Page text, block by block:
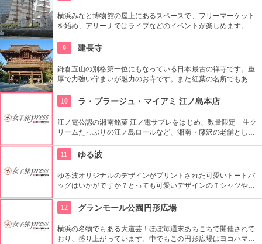
横浜みなと博物館の屋上にあるスペースで、フリーマーケット
を始め、アリーナではライブなどのイベントが楽しめます。も
財に指定されています。
9 建長寺
鎌倉五山の別格第一位にもなっている日本最古の禅寺です。重
厚で力強い佇まいが魅力のお寺です。また紅葉の名所でもあ
めの1つ。静かなお堂で自分の呼吸の音だけに耳を傾け、無心
の境地を目指します。
10 ラ・プラージュ・マイアミ 江ノ島本店
江ノ電公認の湘南銘菓 江ノ電サブレをはじめ、数量限定 生ク
リームたっぷりの江ノ島ロールなど、湘南・藤沢の老舗として
11
ゆる波
ゆる波オリジナルのデザインがプリントされた可愛いトートバ
ッグはいかがですか？とっても可愛いデザインのＴシャツやて
12
グランモール公園円形広場
横浜の名物でもある大道芸！ほぼ毎週末あちこちで開催されて
おり、盛り上がっています。中でもこの円形広場はヨコハマ大